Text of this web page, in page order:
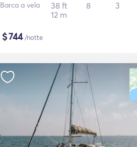
Barca a vela
38 ft
12 m
8 3
$744/notte